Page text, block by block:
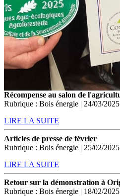
Récompense au salon de
Rubrique : Bois énergie | 24/03/2025
LIRE LA SUITE
Articles de presse de février
Rubrique : Bois énergie | 25/02/2025
LIRE LA SUITE
Retour sur la démonstration à
Rubrique : Bois énergie | 18/02/2025